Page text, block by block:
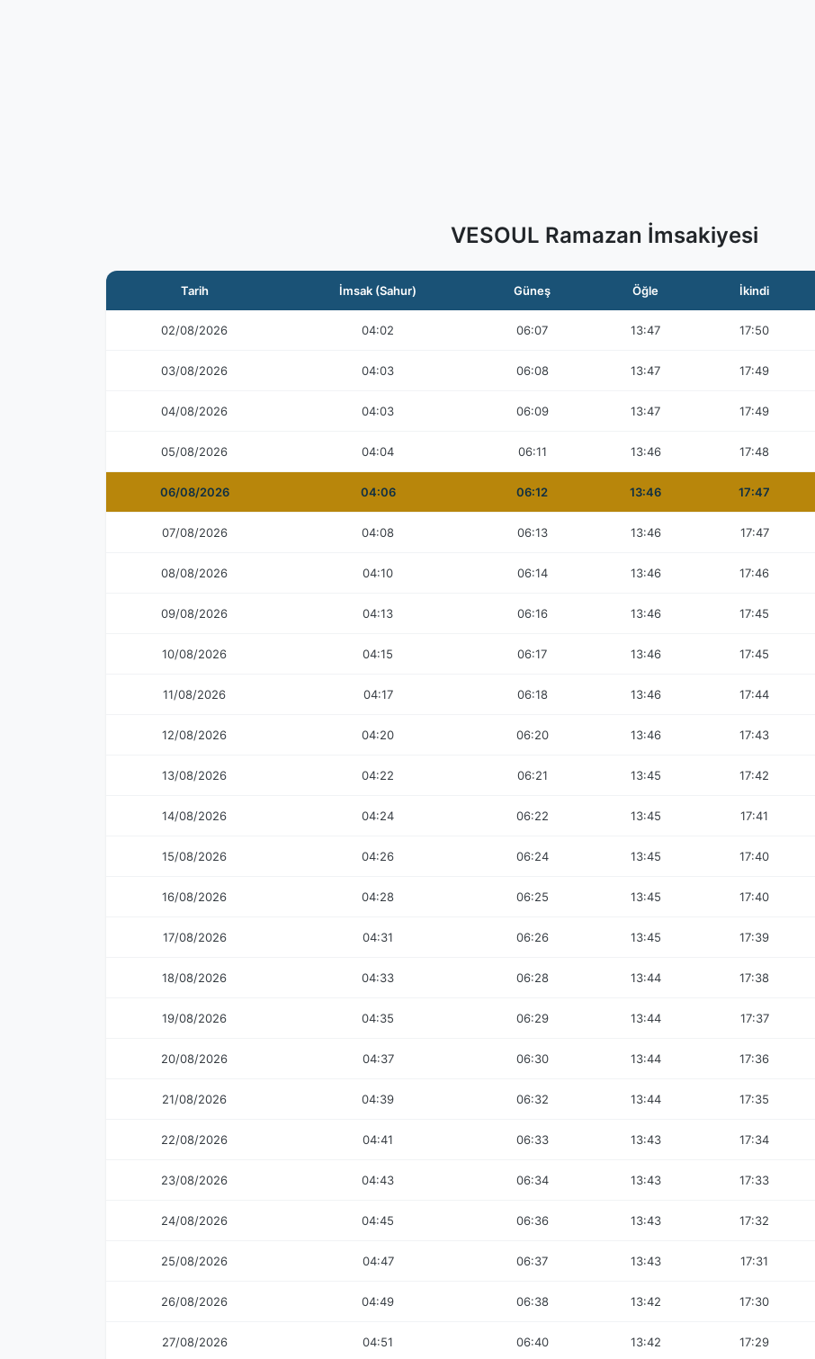
VESOUL Ramazan İmsakiyesi
Tarih İmsak (Sahur) Güneş Öğle İkindi
02/08/2026 04:02 06:07 13:47 17:50
03/08/2026 04:03 06:08 13:47 17:49
04/08/2026 04:03 06:09 13:47 17:49
05/08/2026 04:04 06:11 13:46 17:48
06/08/2026 04:06 06:12 13:46 17:47
07/08/2026 04:08 06:13 13:46 17:47
08/08/2026 04:10 06:14 13:46 17:46
09/08/2026 04:13 06:16 13:46 17:45
10/08/2026 04:15 06:17 13:46 17:45
11/08/2026 04:17 06:18 13:46 17:44
12/08/2026 04:20 06:20 13:46 17:43
13/08/2026 04:22 06:21 13:45 17:42
14/08/2026 04:24 06:22 13:45 17:41
15/08/2026 04:26 06:24 13:45 17:40
16/08/2026 04:28 06:25 13:45 17:40
17/08/2026 04:31 06:26 13:45 17:39
18/08/2026 04:33 06:28 13:44 17:38
19/08/2026 04:35 06:29 13:44 17:37
20/08/2026 04:37 06:30 13:44 17:36
21/08/2026 04:39 06:32 13:44 17:35
22/08/2026 04:41 06:33 13:43 17:34
23/08/2026 04:43 06:34 13:43 17:33
24/08/2026 04:45 06:36 13:43 17:32
25/08/2026 04:47 06:37 13:43 17:31
26/08/2026 04:49 06:38 13:42 17:30
27/08/2026 04:51 06:40 13:42 17:29